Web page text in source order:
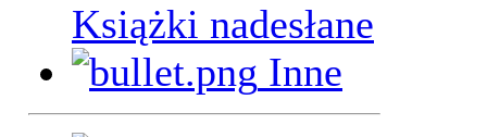
Książki nadesłane
Inne